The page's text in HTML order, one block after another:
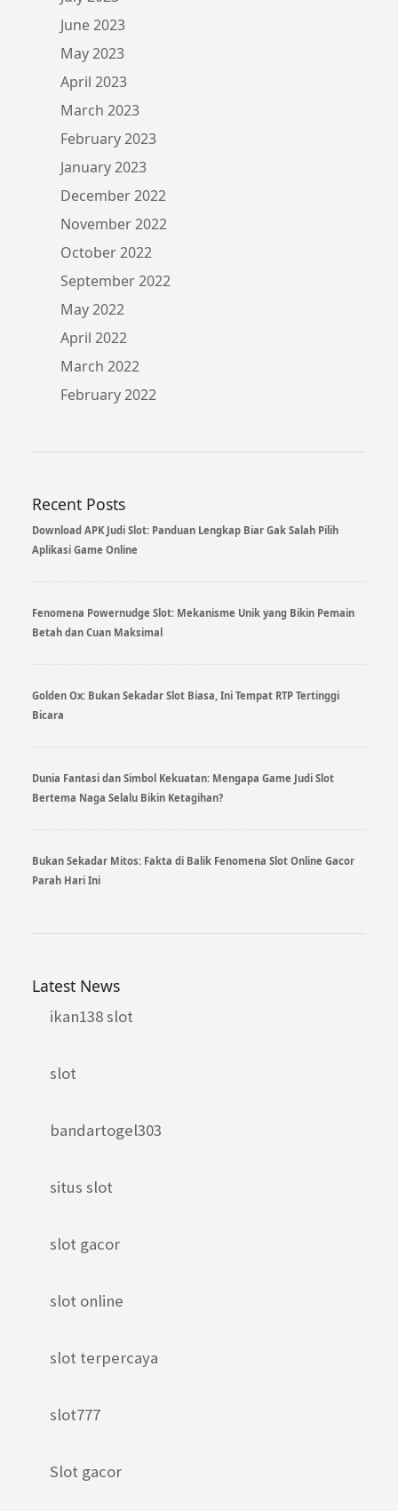
June 2023
May 2023
April 2023
March 2023
February 2023
January 2023
December 2022
November 2022
October 2022
September 2022
May 2022
April 2022
March 2022
February 2022
Recent Posts
Download APK Judi Slot: Panduan Lengkap Biar Gak Salah Pilih
Aplikasi Game Online
Fenomena Powernudge Slot: Mekanisme Unik yang Bikin Pemain
Betah dan Cuan Maksimal
Golden Ox: Bukan Sekadar Slot Biasa, Ini Tempat RTP Tertinggi
Bicara
Dunia Fantasi dan Simbol Kekuatan: Mengapa Game Judi Slot
Bertema Naga Selalu Bikin Ketagihan?
Bukan Sekadar Mitos: Fakta di Balik Fenomena Slot Online Gacor
Parah Hari Ini
Latest News
ikan138 slot
slot
bandartogel303
situs slot
slot gacor
slot online
slot terpercaya
slot777
Slot gacor